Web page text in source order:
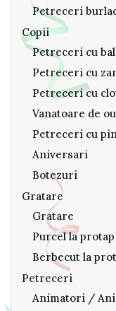
Petreceri
Copii
Petreceri cu
Petreceri cu
Petreceri cu
Vanatoare de
Petreceri cu
Aniversari
Botezuri
Gratare
Gratare
Purcel la protap
Berbecut la
Petreceri
Animatori /